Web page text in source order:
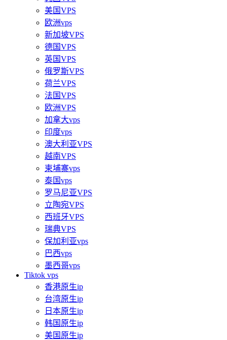
美国VPS
欧洲vps
新加坡VPS
德国VPS
英国VPS
俄罗斯VPS
荷兰VPS
法国VPS
欧洲VPS
加拿大vps
印度vps
澳大利亚VPS
越南VPS
柬埔寨vps
泰国vps
罗马尼亚VPS
立陶宛VPS
西班牙VPS
瑞典VPS
保加利亚vps
巴西vps
墨西哥vps
Tiktok vps
香港原生ip
台湾原生ip
日本原生ip
韩国原生ip
美国原生ip